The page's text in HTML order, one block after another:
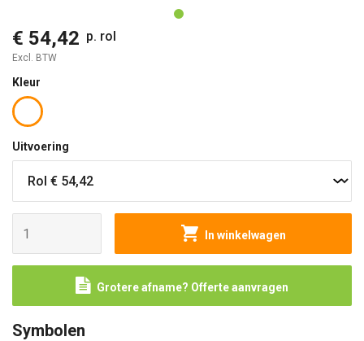
€ 54,42 p. rol
Excl. BTW
Kleur
Uitvoering
In winkelwagen
Grotere afname? Offerte aanvragen
Symbolen